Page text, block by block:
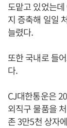
도맡고 있었는
지 증축해 일일
늘렸다.
또한 국내로 들
다.
CJ대한통운은
외직구 물품을
존 3만5천 상자